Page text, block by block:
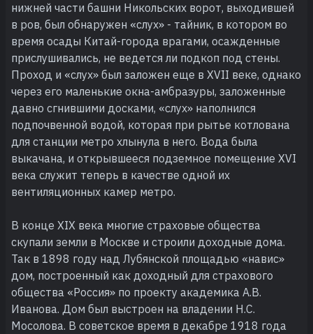
нижней части башни Никольских ворот, выходившей
в ров, был обнаружен «слух» - тайник, в котором во
время осады Китай-города врагами, осажденные
прислушивались, не ведется ли подкоп под стены.
Проход и «слух» был заложен еще в XVII веке, однако
через его маленькие окна-амбразуры, заложенные
давно сгнившими досками, «слух» наполнился
подпочвенной водой, которая при рытье котлована
для станции метро хлынула в него. Вода была
выкачана, и открывшееся подземное помещение XVI
века служит теперь в качестве одной их
вентиляционных камер метро.
В конце XIX века многие страховые общества
скупали земли в Москве и строили доходные дома.
Так в 1898 году над Лубянской площадью «навис»
дом, построенный как доходный для страхового
общества «Россия» по проекту академика А.В.
Иванова. Дом был выстроен на владении Н.С.
Мосолова. В советское время в декабре 1918 года